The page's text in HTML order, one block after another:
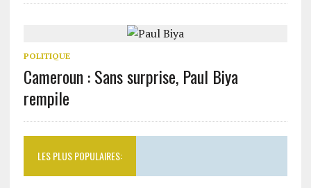
POLITIQUE
Cameroun : Sans surprise, Paul Biya
rempile
LES PLUS POPULAIRES: